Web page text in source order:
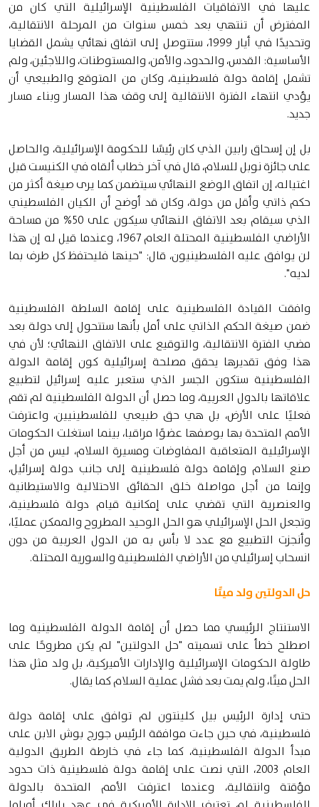
عليها في الاتفاقيات الفلسطينية الإسرائيلية التي كان من
المفترض أن تنتهي بعد خمس سنوات من المرحلة الانتقالية،
وتحديدًا في أيار 1999، ستتوصل إلى اتفاق نهائي يشمل القضايا
الأساسية: القدس، والحدود، والأمن، والمستوطنات، واللاجئين، ولم
تشمل إقامة دولة فلسطينية، وكان من المتوقع والطبيعي أن
يؤدي انتهاء الفترة الانتقالية إلى وقف هذا المسار وبناء مسار
جديد.
بل إن إسحاق رابين الذي كان رئيسًا للحكومة الإسرائيلية، والحاصل
على جائزة نوبل للسلام، قال في آخر خطاب ألقاه في الكنيست قبل
اغتياله، إن اتفاق الوضع النهائي سيتضمن كما يرى صيغة أكثر من
حكم ذاتي وأقل من دولة، وكان قد أوضح أن الكيان الفلسطيني
الذي سيقام بعد الاتفاق النهائي سيكون على 50% من مساحة
الأراضي الفلسطينية المحتلة العام 1967، وعندما قيل له إن هذا
لن يوافق عليه الفلسطينيون، قال: "حينها فليحتفظ كل طرف بما
لديه".
وافقت القيادة الفلسطينية على إقامة السلطة الفلسطينية
ضمن صيغة الحكم الذاتي على أمل بأنها ستتحول إلى دولة بعد
مضي الفترة الانتقالية، والتوقيع على الاتفاق النهائي؛ لأن في
هذا وفق تقديرها يحقق مصلحة إسرائيلية كون إقامة الدولة
الفلسطينية ستكون الجسر الذي ستعبر عليه إسرائيل لتطبيع
علاقاتها بالدول العربية، وما حصل أن الدولة الفلسطينية لم تقم
فعليًا على الأرض، بل هي حق طبيعي للفلسطينيين، واعترفت
الأمم المتحدة بها بوصفها عضوًا مراقبا، بينما استغلت الحكومات
الإسرائيلية المتعاقبة المفاوضات ومسيرة السلام، ليس من أجل
صنع السلام وإقامة دولة فلسطينية إلى جانب دولة إسرائيل،
وإنما من أجل مواصلة خلق الحقائق الاحتلالية والاستيطانية
والعنصرية التي تقضي على إمكانية قيام دولة فلسطينية،
وتجعل الحل الإسرائيلي هو الحل الوحيد المطروح والممكن عمليًا،
وأنجزت التطبيع مع عدد لا بأس به من الدول العربية من دون
انسحاب إسرائيلي من الأراضي الفلسطينية والسورية المحتلة.
حل الدولتين ولد ميتًا
الاستنتاج الرئيسي مما حصل أن إقامة الدولة الفلسطينية وما
اصطلح خطأ على تسميته "حل الدولتين" لم يكن مطروحًا على
طاولة الحكومات الإسرائيلية والإدارات الأميركية، بل ولد مثل هذا
الحل ميتًا، ولم يمت بعد فشل عملية السلام كما يقال.
حتى إدارة الرئيس بيل كلينتون لم توافق على إقامة دولة
فلسطينية، في حين جاءت موافقة الرئيس جورج بوش الابن على
مبدأ الدولة الفلسطينية، كما جاء في خارطة الطريق الدولية
العام 2003، التي نصت على إقامة دولة فلسطينية ذات حدود
مؤقتة وانتقالية، وعندما اعترفت الأمم المتحدة بالدولة